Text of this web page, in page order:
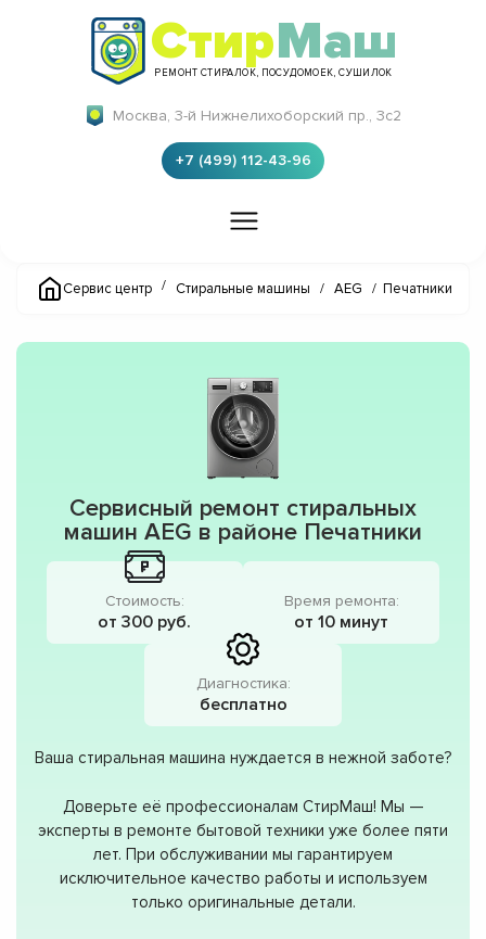
СтирМаш
РЕМОНТ СТИРАЛОК, ПОСУДОМОЕК, СУШИЛОК
Москва, 3-й Нижнелихоборский пр., 3с2
+7 (499) 112-43-96
Сервис центр / Стиральные машины / AEG / Печатники
Сервисный ремонт стиральных
машин AEG в районе Печатники
Стоимость:
от 300 руб.
Время ремонта:
от 10 минут
Диагностика:
бесплатно
Ваша стиральная машина нуждается в нежной заботе?
Доверьте её профессионалам СтирМаш! Мы —
эксперты в ремонте бытовой техники уже более пяти
лет. При обслуживании мы гарантируем
исключительное качество работы и используем
только оригинальные детали.